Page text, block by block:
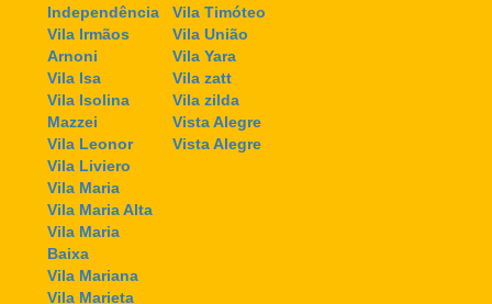
Independência
Vila Irmãos
Arnoni
Vila Isa
Vila Isolina
Mazzei
Vila Leonor
Vila Liviero
Vila Maria
Vila Maria Alta
Vila Maria
Baixa
Vila Mariana
Vila Marieta
Vila Timóteo
Vila União
Vila Yara
Vila zatt
Vila zilda
Vista Alegre
Vista Alegre